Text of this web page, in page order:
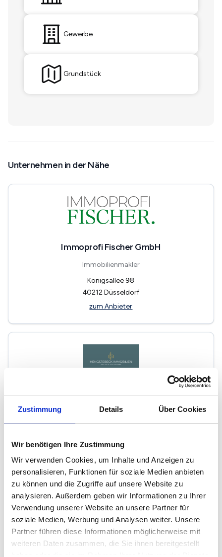
Zustimmung Details Über Cookies
Wir benötigen Ihre Zustimmung
Wir verwenden Cookies, um Inhalte und Anzeigen zu
personalisieren, Funktionen für soziale Medien anbieten
zu können und die Zugriffe auf unsere Website zu
analysieren. Außerdem geben wir Informationen zu Ihrer
Verwendung unserer Website an unsere Partner für
soziale Medien, Werbung und Analysen weiter. Unsere
Partner führen diese Informationen möglicherweise mit
weiteren Daten zusammen, die Sie ihnen bereitgestellt
Gewerbe
Grundstück
Unternehmen in der Nähe
Immoprofi Fischer GmbH
Immobilienmakler
Königsallee 98
40212Düsseldorf
zum Anbieter
Hengstebeck Immobilien
Immobilienmakler
40789
m² Immobilien Grevenbroich